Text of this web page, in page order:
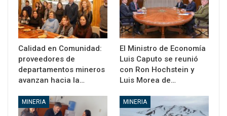
Calidad en Comunidad:
proveedores de
departamentos mineros
avanzan hacia la…
El Ministro de Economía
Luis Caputo se reunió
con Ron Hochstein y
Luis Morea de…
MINERIA MINERIA